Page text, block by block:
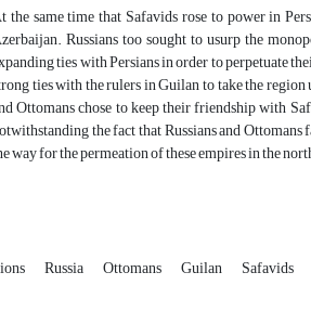
the same time that Safavids rose to power in
Russians too sought to usurp the
ties with Persians in order to perpetuate
ties with the rulers in Guilan to take the
Ottomans chose to keep their friendship with
the fact that Russians and
way for the permeation of these empires in the
Russia Ottomans Guilan Safavids